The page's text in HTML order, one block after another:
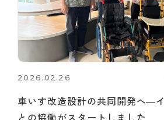
2026.02.26
車いす改造設計の共同開発へ―
との協働がスタートしました